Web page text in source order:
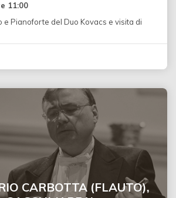
11:00
e Pianoforte del Duo Kovacs e visita di
CARBOTTA (FLAUTO),